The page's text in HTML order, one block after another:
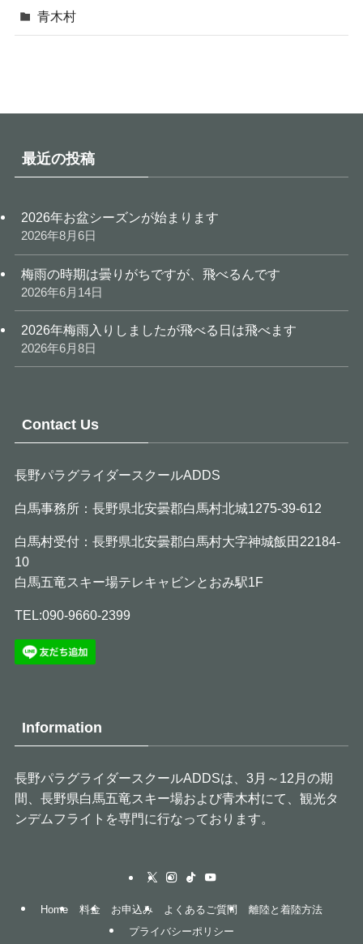
青木村
最近の投稿
2026年お盆シーズンが始まります
2026年8月6日
梅雨の時期は曇りがちですが、飛べるんです
2026年6月14日
2026年梅雨入りしましたが飛べる日は飛べます
2026年6月8日
Contact Us
長野パラグライダースクールADDS
白馬事務所：長野県北安曇郡白馬村北城1275-39-612
白馬村受付：長野県北安曇郡白馬村大字神城飯田22184-
10
白馬五竜スキー場テレキャビンとおみ駅1F
TEL:090-9660-2399
Information
長野パラグライダースクールADDSは、3月～12月の期
間、長野県白馬五竜スキー場および青木村にて、観光タ
ンデムフライトを専門に行なっております。
Home 料金 お申込み よくあるご質問
離陸と着陸方法
プライバシーポリシー